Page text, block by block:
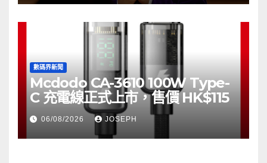
數碼界新聞
Mcdodo CA-3610 100W Type-
C 充電線正式上市，售價 HK$115
06/08/2026 JOSEPH